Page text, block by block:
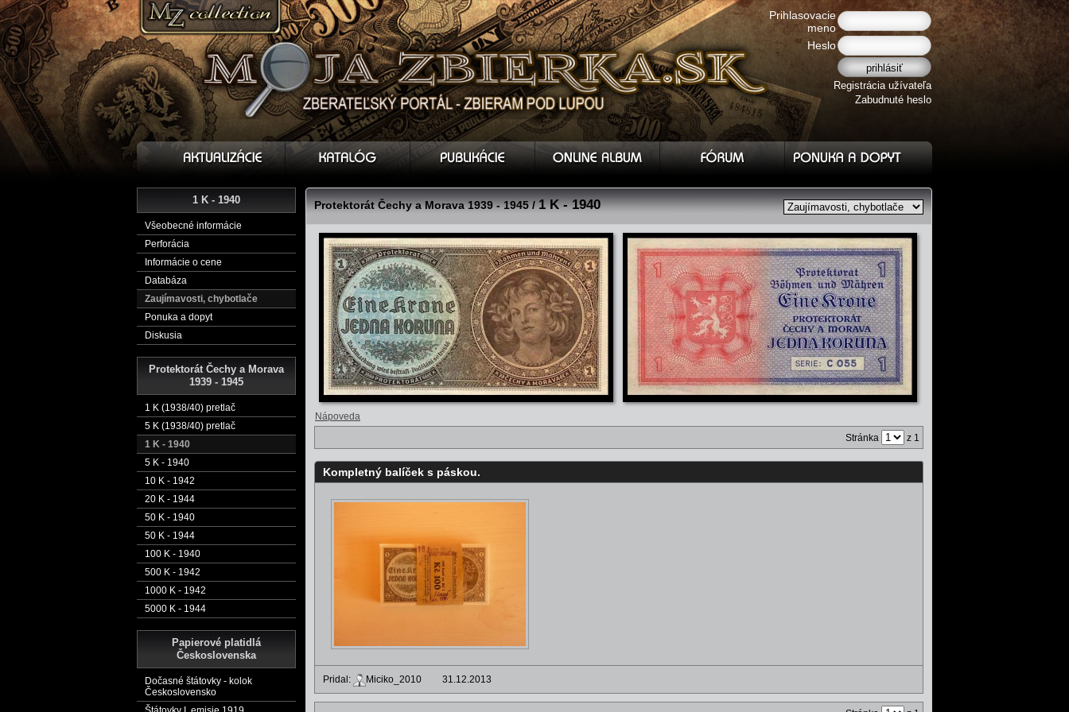
Prihlasovacie
meno
Heslo
Registrácia užívateľa
Zabudnuté heslo
1 K - 1940
Všeobecné informácie
Perforácia
Informácie o cene
Databáza
Zaujímavosti, chybotlače
Ponuka a dopyt
Diskusia
Protektorát Čechy a Morava
1939 - 1945
1 K (1938/40) pretlač
5 K (1938/40) pretlač
1 K - 1940
5 K - 1940
10 K - 1942
20 K - 1944
50 K - 1940
50 K - 1944
100 K - 1940
500 K - 1942
1000 K - 1942
5000 K - 1944
Papierové platidlá
Československa
Dočasné štátovky - kolok
Československo
Protektorát Čechy a Morava 1939 - 1945 /1 K - 1940
Nápoveda
Stránka
z 1
Kompletný balíček s páskou.
Pridal: Miciko_2010 31.12.2013